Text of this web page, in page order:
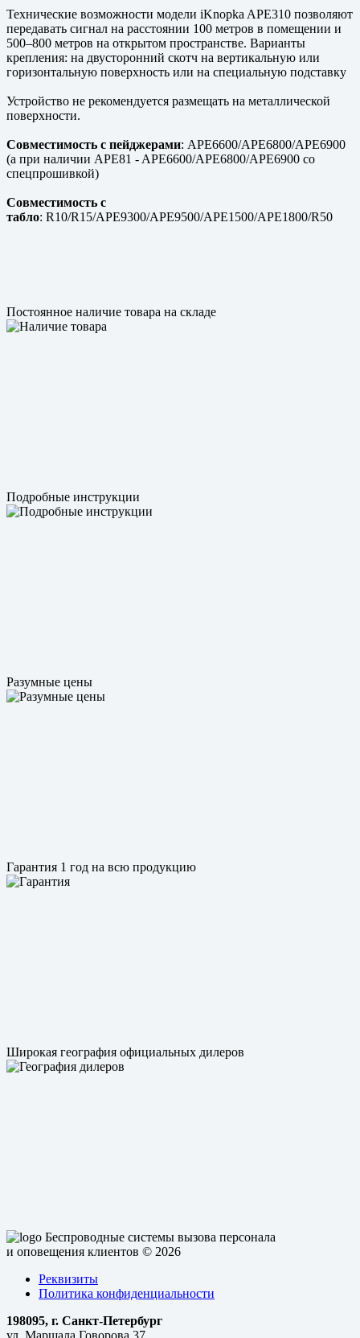
Технические возможности модели iKnopka APE310 позволяют
передавать сигнал на расстоянии 100 метров в помещении и
500–800 метров на открытом пространстве. Варианты
крепления: на двусторонний скотч на вертикальную или
горизонтальную поверхность или на специальную подставку
Устройство не рекомендуется размещать на металлической
поверхности.
Совместимость с пейджерами: APE6600/APE6800/APE6900
(а при наличии APE81 - APE6600/APE6800/APE6900 со
спецпрошивкой)
Совместимость с
табло: R10/R15/APE9300/APE9500/APE1500/APE1800/R50
Постоянное наличие товара на складе
Подробные инструкции
Разумные цены
Гарантия 1 год на всю продукцию
Широкая география официальных дилеров
Беспроводные системы вызова персонала
и оповещения клиентов © 2026
Реквизиты
Политика конфиденциальности
198095, г. Санкт-Петербург
ул. Маршала Говорова 37,